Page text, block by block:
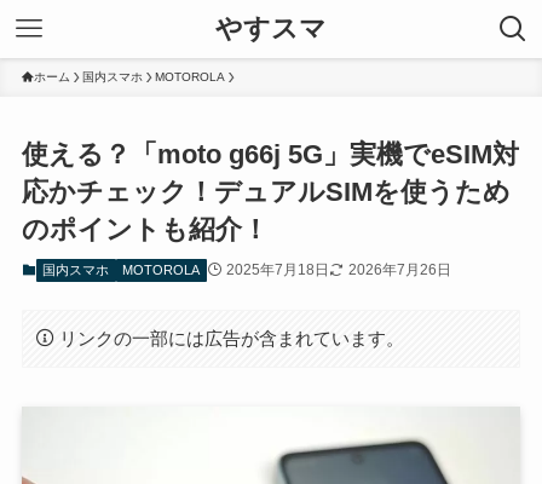
やすスマ
ホーム 国内スマホ MOTOROLA
使える？「moto g66j 5G」実機でeSIM対
応かチェック！デュアルSIMを使うため
のポイントも紹介！
国内スマホ MOTOROLA 2025年7月18日 2026年7月26日
リンクの一部には広告が含まれています。